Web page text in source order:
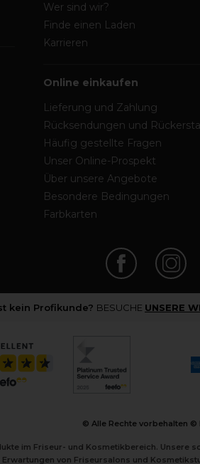
Wer sind wir?
Finde einen Laden
Karrieren
Online einkaufen
Lieferung und Zahlung
Rücksendungen und
Häufig gestellte Fragen
Unser Online-Prospekt
Über unsere Angebote
Besondere Bedingungen
Farbkarten
kein Profikunde? BESUCHE UNSERE
© Alle Rechte vorbehalten ©
im Friseur- und Kosmetikbereich.
von Friseursalons und